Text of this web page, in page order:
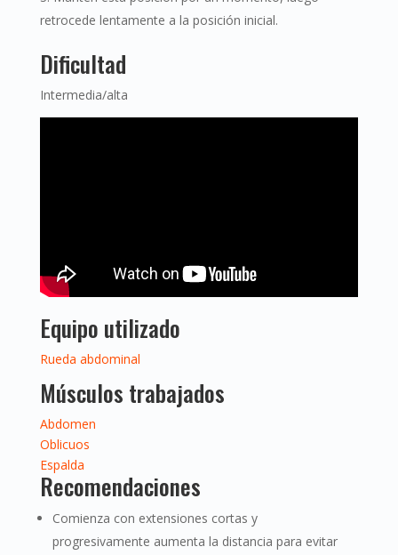
retrocede lentamente a la posición inicial.
Dificultad
Intermedia/alta
Equipo utilizado
Rueda abdominal
Músculos trabajados
Abdomen
Oblicuos
Espalda
Recomendaciones
Comienza con extensiones cortas y
progresivamente aumenta la distancia para evitar